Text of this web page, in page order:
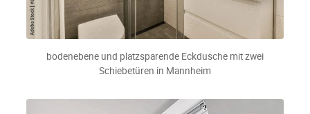
bodenebene und platzsparende Eckdusche mit zwei
Schiebetüren in Mannheim